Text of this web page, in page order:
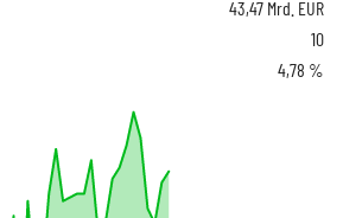
43,47 Mrd. EUR
10
4,78 %